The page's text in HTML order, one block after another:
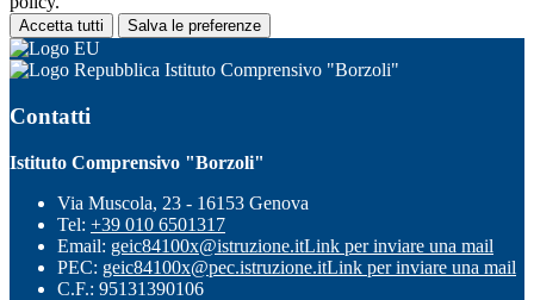
Accetta tutti Salva le preferenze
Istituto Comprensivo "Borzoli"
Contatti
Istituto Comprensivo "Borzoli"
Via Muscola, 23 - 16153 Genova
Tel: +39 010 6501317
Email: geic84100x@istruzione.itLink per inviare una mail
PEC: geic84100x@pec.istruzione.itLink per inviare una mail
C.F.: 95131390106